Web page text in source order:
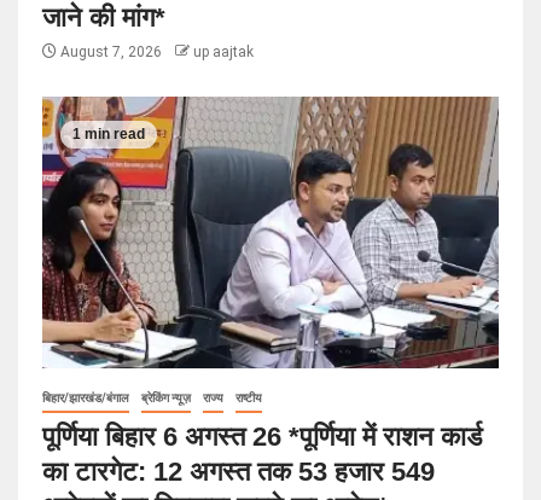
जाने की मांग*
August 7, 2026 up aajtak
1 min read
बिहार/झारखंड/बंगाल ब्रेकिंग न्यूज़ राज्य राष्टीय
पूर्णिया बिहार 6 अगस्त 26 *पूर्णिया में राशन कार्ड
का टारगेट: 12 अगस्त तक 53 हजार 549